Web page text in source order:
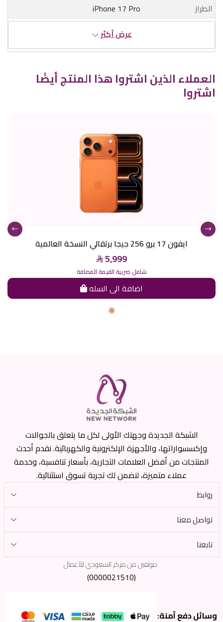
الطراز
iPhone 17 Pro
عرض أكثر
العملاء الذين اشتروا هذا المنتج أيضًا
اشتروا
ايفون 17 برو 256 جيجا برتقالي النسخة العالمية
5,999
شامل ضريبة القيمة المضافة
اضافة الى السله
الشبكة الجديدة وجهتك الأولى لكل ما يتعلق بالجوالات
وإكسسواراتها، والأجهزة الإلكترونية والكهربائية. نقدم أحدث
المنتجات من أفضل العلامات التجارية، بأسعار تنافسية، وخدمة
عملاء متميزة، لنضمن لك تجربة تسوق استثنائية.
روابط
تواصل معنا
تابعنا
موثقين من مركز السعودي للأعمال
(0000021510)
وسائل دفع آمنة: